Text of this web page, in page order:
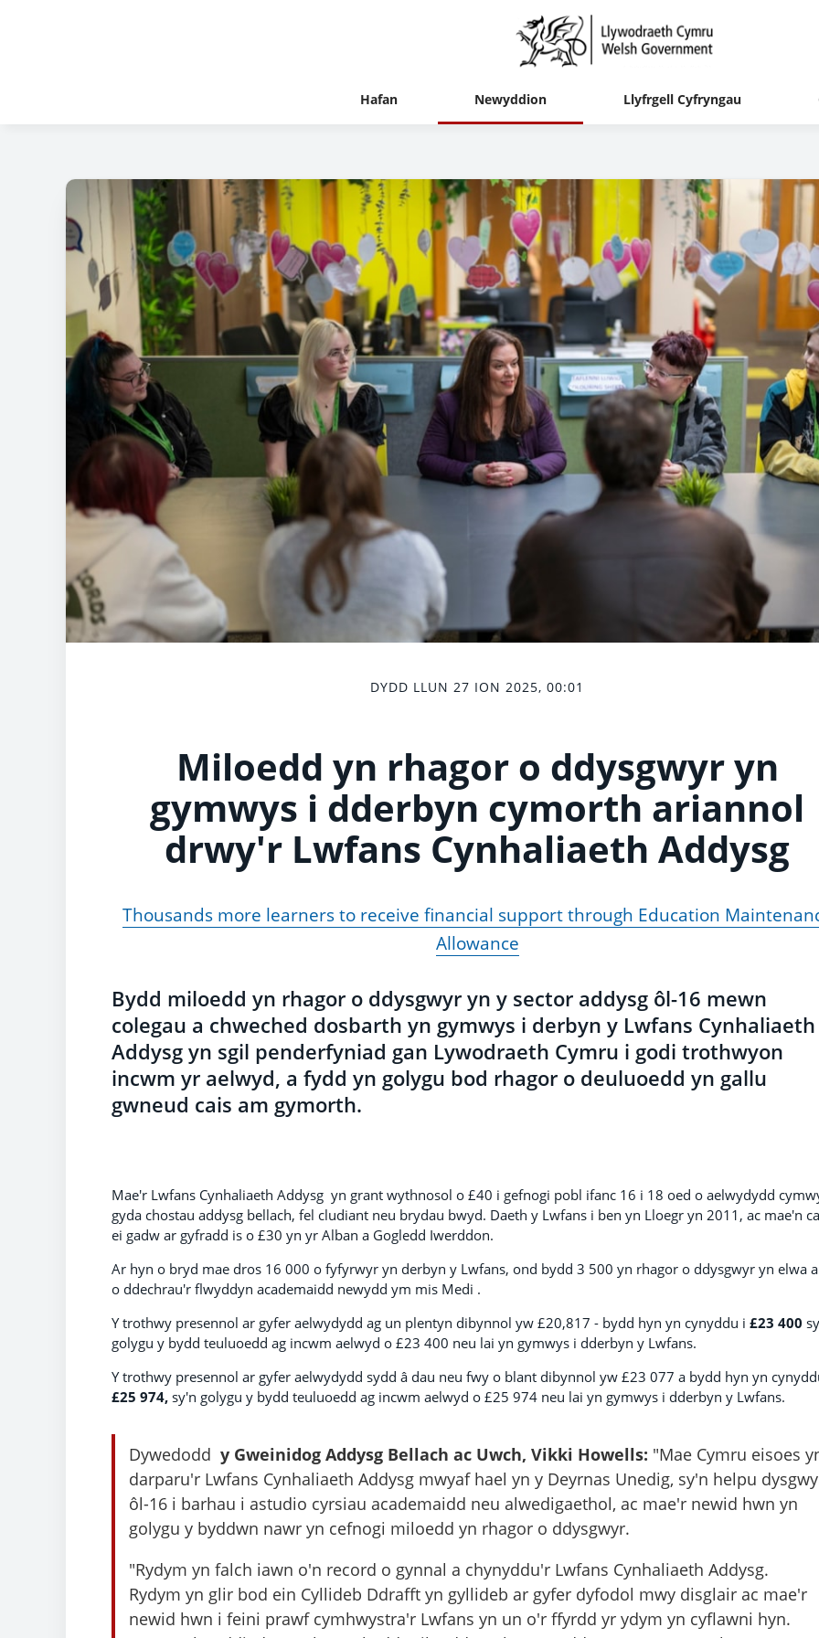
Hafan Newyddion Llyfrgell Cyfryngau
DYDD LLUN 27 ION 2025, 00:01
Miloedd yn rhagor o ddysgwyr yn
gymwys i dderbyn cymorth ariannol
drwy'r Lwfans Cynhaliaeth Addysg
Thousands more learners to receive financial support through Education
Allowance
Bydd miloedd yn rhagor o ddysgwyr yn y sector addysg ôl-16 mewn
colegau a chweched dosbarth yn gymwys i derbyn y Lwfans Cynhaliaeth
Addysg yn sgil penderfyniad gan Lywodraeth Cymru i godi trothwyon
incwm yr aelwyd, a fydd yn golygu bod rhagor o deuluoedd yn gallu
gwneud cais am gymorth.
Mae'r Lwfans Cynhaliaeth Addysg yn grant wythnosol o £40 i gefnogi pobl ifanc 16 i 18 oed o aelwydydd
gyda chostau addysg bellach, fel cludiant neu brydau bwyd. Daeth y Lwfans i ben yn Lloegr yn 2011, ac mae'n
ei gadw ar gyfradd is o £30 yn yr Alban a Gogledd Iwerddon.
Ar hyn o bryd mae dros 16 000 o fyfyrwyr yn derbyn y Lwfans, ond bydd 3 500 yn rhagor o ddysgwyr yn elwa
o ddechrau'r flwyddyn academaidd newydd ym mis Medi .
Y trothwy presennol ar gyfer aelwydydd ag un plentyn dibynnol yw £20,817 - bydd hyn yn cynyddu i £23 400
golygu y bydd teuluoedd ag incwm aelwyd o £23 400 neu lai yn gymwys i dderbyn y Lwfans.
Y trothwy presennol ar gyfer aelwydydd sydd â dau neu fwy o blant dibynnol yw £23 077 a bydd hyn yn
£25 974, sy'n golygu y bydd teuluoedd ag incwm aelwyd o £25 974 neu lai yn gymwys i dderbyn y Lwfans.
Dywedodd y Gweinidog Addysg Bellach ac Uwch, Vikki Howells: "Mae Cymru eisoes
darparu'r Lwfans Cynhaliaeth Addysg mwyaf hael yn y Deyrnas Unedig, sy'n helpu
ôl-16 i barhau i astudio cyrsiau academaidd neu alwedigaethol, ac mae'r newid hwn yn
golygu y byddwn nawr yn cefnogi miloedd yn rhagor o ddysgwyr.
"Rydym yn falch iawn o'n record o gynnal a chynyddu'r Lwfans Cynhaliaeth Addysg.
Rydym yn glir bod ein Cyllideb Ddrafft yn gyllideb ar gyfer dyfodol mwy disglair ac mae'r
newid hwn i feini prawf cymhwystra'r Lwfans yn un o'r ffyrdd yr ydym yn cyflawni hyn.